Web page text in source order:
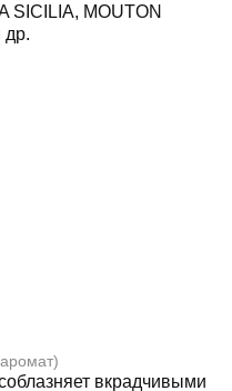
SICILIA, MOUTON
др.
вкрадчивыми